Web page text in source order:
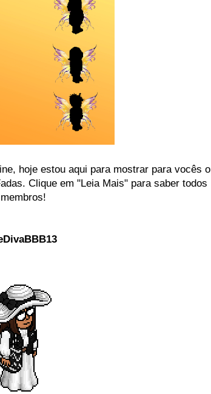
hoje estou aqui para mostrar para vocês o
Clique em "Leia Mais" para saber todos